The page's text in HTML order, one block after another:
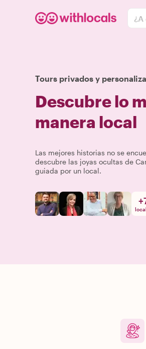
Tours privados y
Descubre lo
manera local
Las mejores historias no se
descubre las joyas ocultas de
guiada por un local.
+